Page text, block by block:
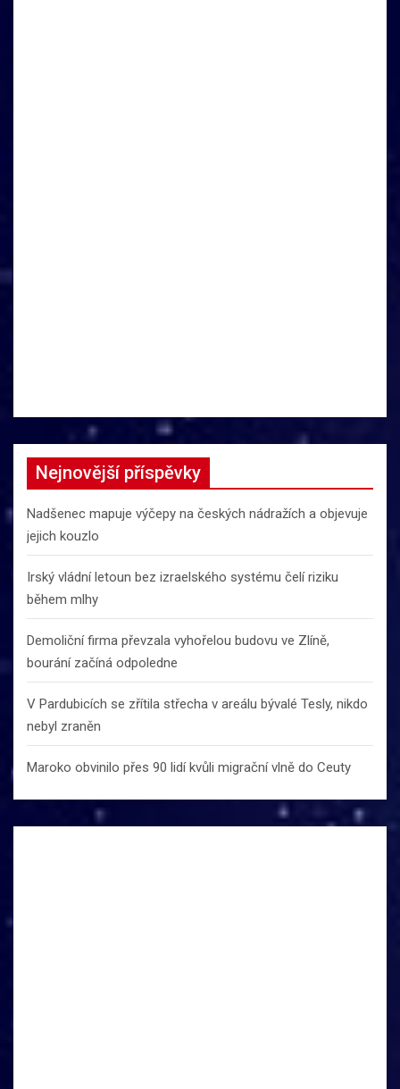
Nejnovější příspěvky
Nadšenec mapuje výčepy na českých nádražích a objevuje
jejich kouzlo
Irský vládní letoun bez izraelského systému čelí riziku
během mlhy
Demoliční firma převzala vyhořelou budovu ve Zlíně,
bourání začíná odpoledne
V Pardubicích se zřítila střecha v areálu bývalé Tesly, nikdo
nebyl zraněn
Maroko obvinilo přes 90 lidí kvůli migrační vlně do Ceuty